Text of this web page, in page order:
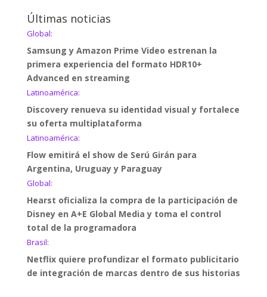
Últimas noticias
Global:
Samsung y Amazon Prime Video estrenan la
primera experiencia del formato HDR10+
Advanced en streaming
Latinoamérica:
Discovery renueva su identidad visual y fortalece
su oferta multiplataforma
Latinoamérica:
Flow emitirá el show de Serú Girán para
Argentina, Uruguay y Paraguay
Global:
Hearst oficializa la compra de la participación de
Disney en A+E Global Media y toma el control
total de la programadora
Brasil:
Netflix quiere profundizar el formato publicitario
de integración de marcas dentro de sus historias